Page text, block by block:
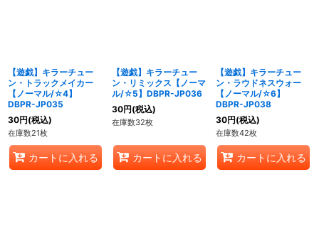
【遊戯】キラーチュー
ン・トラックメイカー
【ノーマル/☆4】
DBPR-JP035
30円(税込)
在庫数21枚
カートに入れる
【遊戯】キラーチュー
ン・リミックス【ノーマ
ル/☆5】DBPR-JP036
30円(税込)
在庫数32枚
カートに入れる
【遊戯】キラーチュー
ン・ラウドネスウォー
【ノーマル/☆6】
DBPR-JP038
30円(税込)
在庫数42枚
カートに入れる